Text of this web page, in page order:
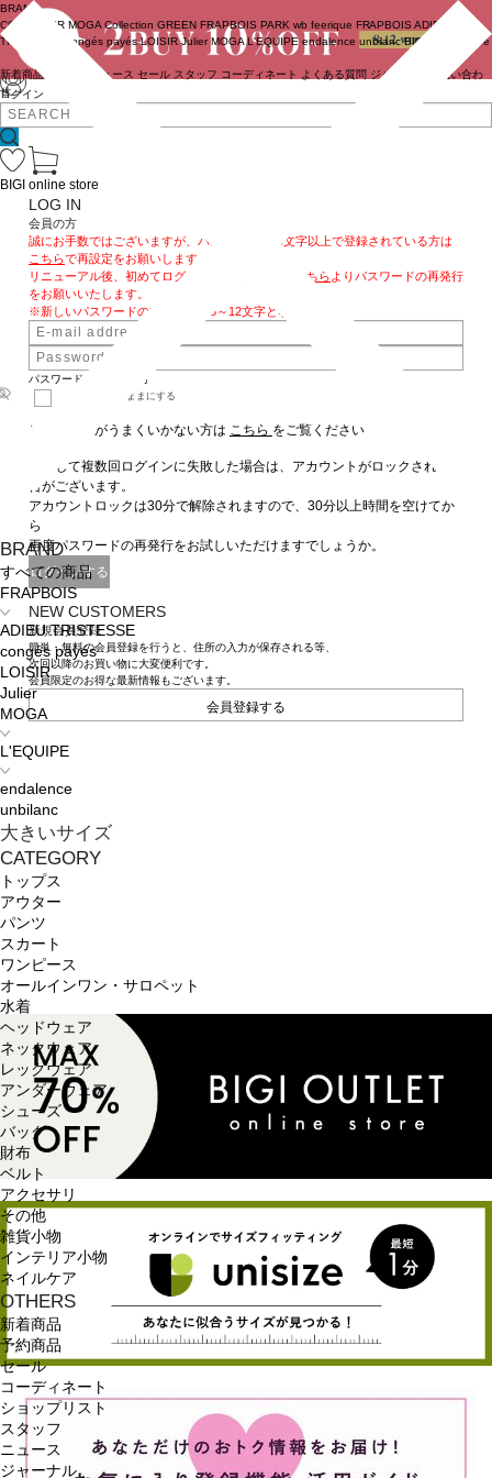
ログイン
BRAND
COUTURIER MOGA Collection GREEN FRAPBOIS PARK wb feerique FRAPBOIS ADIEU
TRISTESSE
congés payés LOISIR Julier MOGA L'EQUIPE endalence unbilanc BIGI online store
新着商品 ニュース セール スタッフ コーディネート よくある質問 ジャーナル
お問い合わ
せ
BRAND
すべての商品
FRAPBOIS
ADIEU TRISTESSE
congés payés
LOISIR
Julier
MOGA
L'EQUIPE
endalence
unbilanc
大きいサイズ
CATEGORY
トップス
アウター
パンツ
スカート
ワンピース
オールインワン・サロペット
水着
ヘッドウェア
ネックウェア
レッグウェア
アンダーウェア
シューズ
バッグ
財布
ベルト
アクセサリ
その他
雑貨小物
インテリア小物
ネイルケア
OTHERS
新着商品
予約商品
セール
コーディネート
ショップリスト
スタッフ
ニュース
ジャーナル
BIGI online store
LOG IN
会員の方
誠にお手数ではございますが、パスワードを13文字以上で登録されている方は
こちらで再設定をお願いします。
リニューアル後、初めてログインされるお客様も
こちら よりパスワードの再発行
をお願いいたします。
※新しいパスワードの文字数は、8～12文字となります。
パスワードをお忘れの方
ログインしたままにする
※ログインがうまくいかない方は こちら をご覧ください
連続して複数回ログインに失敗した場合は、アカウントがロックされる場
合がございます。
アカウントロックは30分で解除されますので、30分以上時間を空けてか
ら
再度パスワードの再発行をお試しいただけますでしょうか。
ログインする
NEW CUSTOMERS
新規会員登録
簡単・無料の会員登録を行うと、住所の入力が保存される等、
次回以降のお買い物に大変便利です。
会員限定のお得な最新情報もございます。
会員登録する